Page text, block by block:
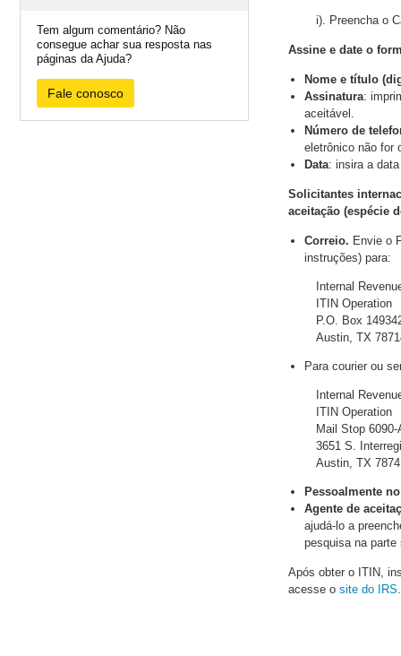
Tem algum comentário? Não
consegue achar sua resposta nas
páginas da Ajuda?
Fale conosco
i). Preencha o
Assine e date o
Nome e título
Assinatura:
aceitável.
Número de
eletrônico não for
Data: insira a
Solicitantes
aceitação (espécie
Correio. Envie o
instruções) para:
Internal
ITIN Operation
P.O. Box
Austin, TX
Para courier ou
Internal
ITIN Operation
Mail Stop 6090-
3651 S.
Austin, TX
Pessoalmente
Agente de
ajudá-lo a
pesquisa na parte
Após obter o ITIN,
acesse o site do IRS.